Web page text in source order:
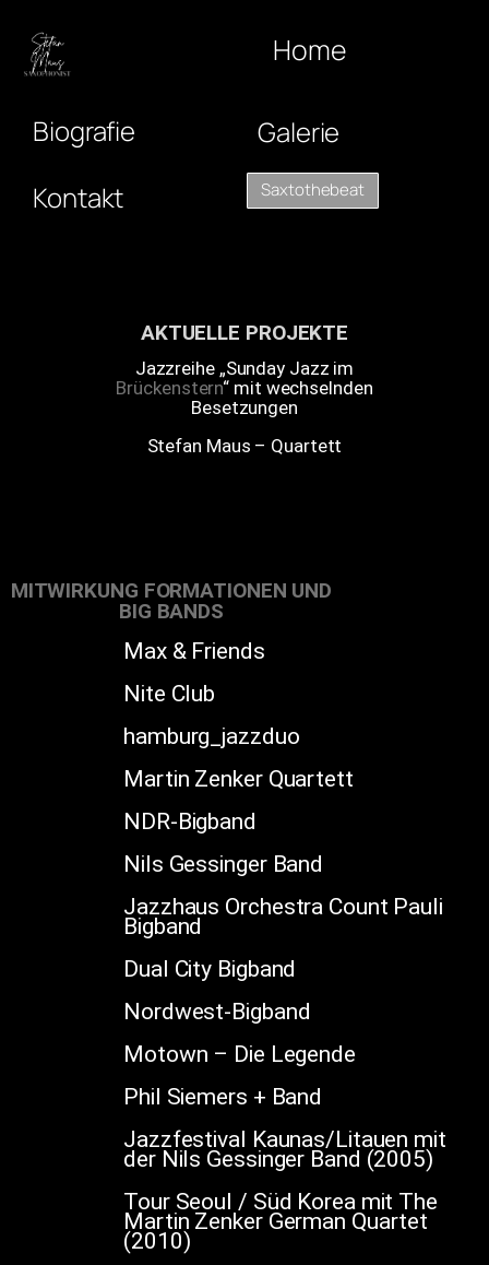
Home
Biografie
Galerie
Kontakt
Saxtothebeat
AKTUELLE PROJEKTE
Jazzreihe „Sunday Jazz im
Brückenstern“ mit wechselnden
Besetzungen
Stefan Maus – Quartett
MITWIRKUNG FORMATIONEN UND
BIG BANDS
Max & Friends
Nite Club
hamburg_jazzduo
Martin Zenker Quartett
NDR-Bigband
Nils Gessinger Band
Jazzhaus Orchestra Count Pauli
Bigband
Dual City Bigband
Nordwest-Bigband
Motown – Die Legende
Phil Siemers + Band
Jazzfestival Kaunas/Litauen mit
der Nils Gessinger Band (2005)
Tour Seoul / Süd Korea mit The
Martin Zenker German Quartet
(2010)